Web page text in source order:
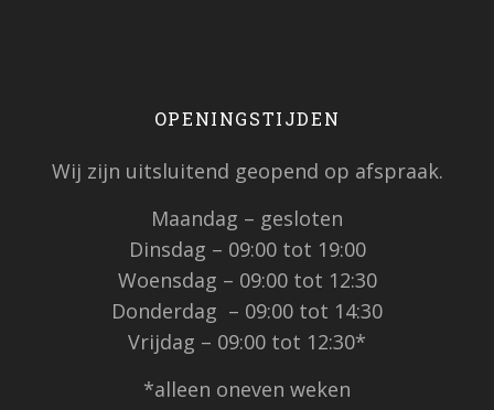
OPENINGSTIJDEN
Wij zijn uitsluitend geopend op afspraak.
Maandag – gesloten
Dinsdag – 09:00 tot 19:00
Woensdag – 09:00 tot 12:30
Donderdag – 09:00 tot 14:30
Vrijdag – 09:00 tot 12:30*
*alleen oneven weken